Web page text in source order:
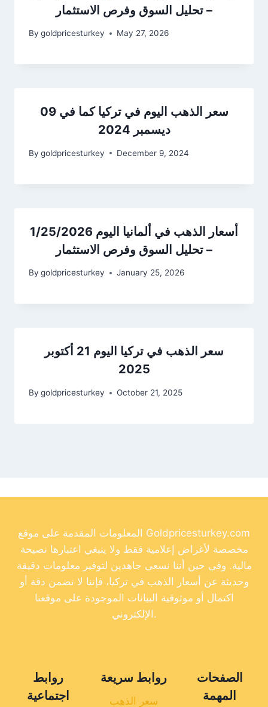
– تحليل السوق وفرص الاستثمار
By goldpricesturkey May 27, 2026
سعر الذهب اليوم في تركيا كما في 09
ديسمبر 2024
By goldpricesturkey December 9, 2024
أسعار الذهب في ألمانيا اليوم 1/25/2026
– تحليل السوق وفرص الاستثمار
By goldpricesturkey January 25, 2026
سعر الذهب في تركيا اليوم 21 أكتوبر
2025
By goldpricesturkey October 21, 2025
المعلومات المقدمة على موقع Goldpricesturkey.com
مخصصة لأغراض إعلامية فقط ولا ينبغي اعتبارها نصيحة
مالية. وفي حين أننا نسعى جاهدين لتوفير معلومات دقيقة
وحديثة عن أسعار الذهب في تركيا، فإننا لا نضمن دقة أو
اكتمال أو موثوقية البيانات الموجودة على موقعنا
الإلكتروني.
روابط
اجتماعية
روابط سريعة
سعر الذهب
الصفحات
المهمة